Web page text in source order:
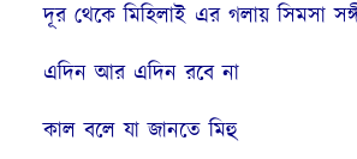
দূর থেকে মিহিলাই এর গলায় সিমসা
এদিন আর এদিন রবে না
কাল বলে যা জানতে মিহু